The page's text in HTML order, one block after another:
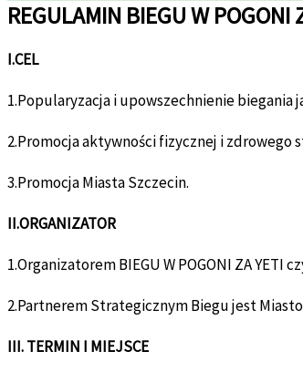
REGULAMIN BIEGU W POGONI
I.CEL
1.Popularyzacja i upowszechnienie biegania
2.Promocja aktywności fizycznej i zdrowego
3.Promocja Miasta Szczecin.
II.ORGANIZATOR
1.Organizatorem BIEGU W POGONI ZA
2.Partnerem Strategicznym Biegu jest
III. TERMIN I MIEJSCE